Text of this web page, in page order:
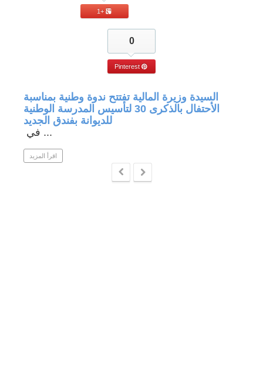
+1
0
Pinterest
السيدة وزيرة المالية تفتتح ندوة وطنية بمناسبة
الأحتفال بالذكرى 30 لتأسيس المدرسة الوطنية
للديوانة بفندق الجديد
في ...
اقرأ المزيد